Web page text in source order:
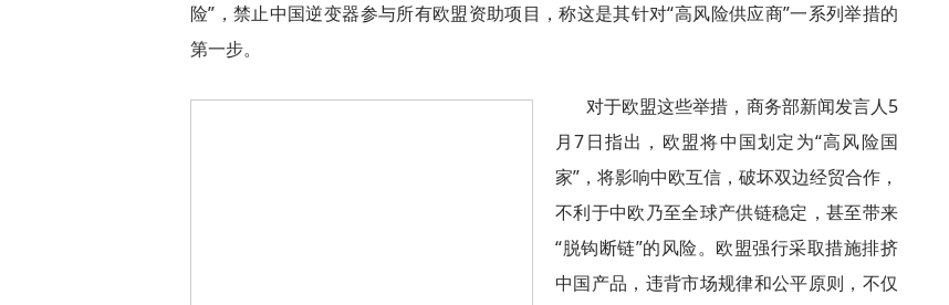
险”，禁止中国逆变器参与所有欧盟资助项目，称这是其针对“高风险供应商”一系列举措的
第一步。
对于欧盟这些举措，商务部新闻发言人5
月7日指出，欧盟将中国划定为“高风险国
家”，将影响中欧互信，破坏双边经贸合作，
不利于中欧乃至全球产供链稳定，甚至带来
“脱钩断链”的风险。欧盟强行采取措施排挤
中国产品，违背市场规律和公平原则，不仅